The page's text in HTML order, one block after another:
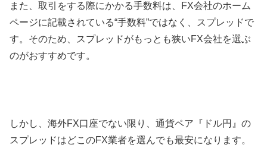
また、取引をする際にかかる手数料は、 FX会社のホーム
ページに記載されている“手数料”ではなく、スプレッドで
す。そのため、スプレッドがもっとも狭いFX会社を選ぶ
のがおすすめです。
しかし、海外FX口座でない限り、通貨ペア『ドル円』の
スプレッドはどこのFX業者を選んでも最安になります。